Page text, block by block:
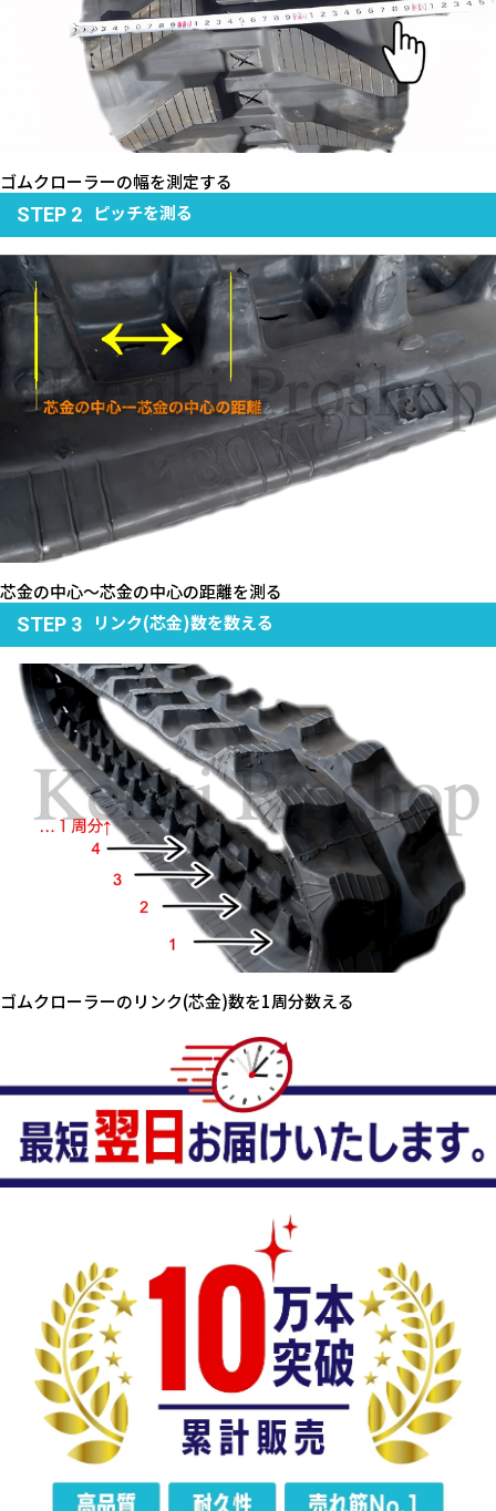
ゴムクローラーの幅を測定する
STEP 2 ピッチを測る
芯金の中心～芯金の中心の距離を測る
STEP 3
リンク(芯金)数を数える
ゴムクローラーのリンク(芯金)数を1周分数える